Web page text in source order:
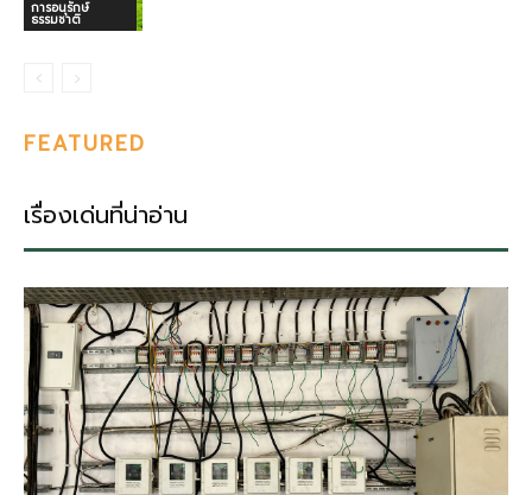
การอนุรักษ์
ธรรมชาติ
FEATURED
เรื่องเด่นที่น่าอ่าน